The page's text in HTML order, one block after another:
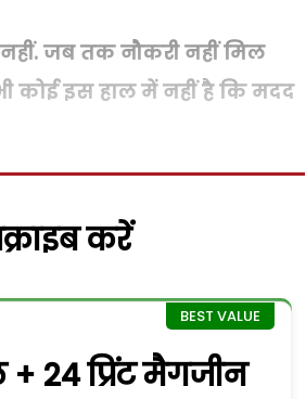
जब तक नौकरी नहीं मिल
कोई इस हाल में नहीं है कि मदद
करें
+ 24 प्रिंट मैगजीन